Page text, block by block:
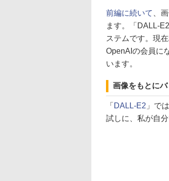
前編に続いて
、
ます。「DALL-
ステムです。現
OpenAIの会員に
います。
画像をもとに
「 DALL-E2 」で
試しに、私が自